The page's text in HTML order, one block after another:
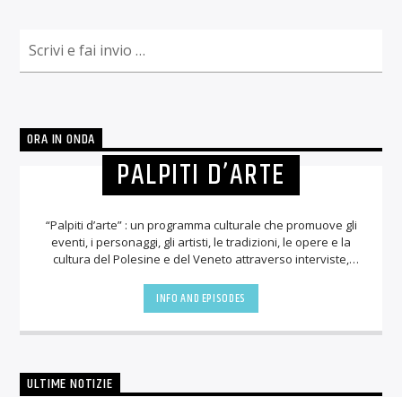
ORA IN ONDA
PALPITI D’ARTE
“Palpiti d’arte” : un programma culturale che promuove gli
eventi, i personaggi, gli artisti, le tradizioni, le opere e la
cultura del Polesine e del Veneto attraverso interviste,
letture sceniche e tanto altro. Ideatrice e conduttrice del
programma la nota scrittrice Angioletta Masiero.
INFO AND EPISODES
ULTIME NOTIZIE